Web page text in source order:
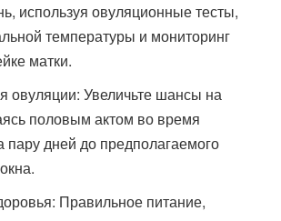
используя овуляционные тесты,
температуры и мониторинг
матки.
овуляции: Увеличьте шансы на
половым актом во время
пару дней до предполагаемого
Правильное питание,